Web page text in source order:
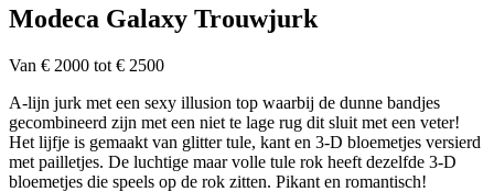
Modeca Galaxy Trouwjurk
Van € 2000 tot € 2500
A-lijn jurk met een sexy illusion top waarbij de dunne bandjes
gecombineerd zijn met een niet te lage rug dit sluit met een veter!
Het lijfje is gemaakt van glitter tule, kant en 3-D bloemetjes versierd
met pailletjes. De luchtige maar volle tule rok heeft dezelfde 3-D
bloemetjes die speels op de rok zitten. Pikant en romantisch!